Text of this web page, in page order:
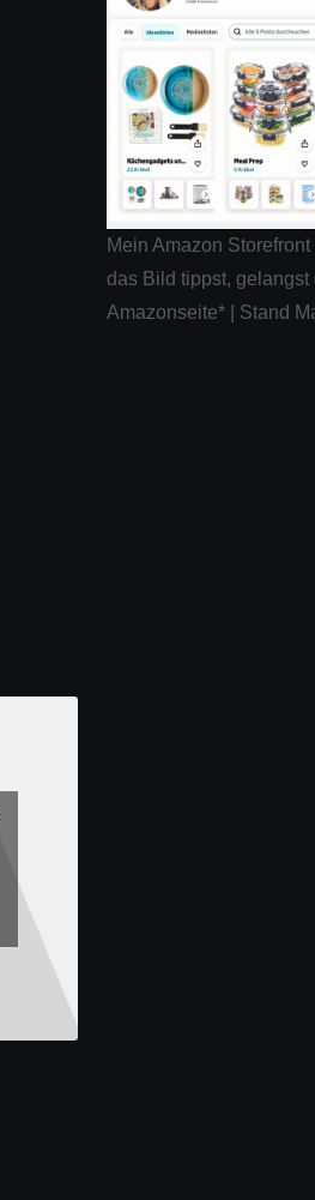
Mein Amazon
das Bild tippst, gelangst
Amazonseite* | Stand